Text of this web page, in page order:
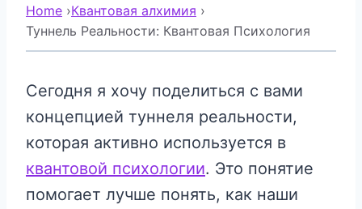
Home ›Квантовая алхимия ›
Туннель Реальности: Квантовая Психология
Сегодня я хочу поделиться с вами
концепцией туннеля реальности,
которая активно используется в
квантовой психологии. Это понятие
помогает лучше понять, как наши